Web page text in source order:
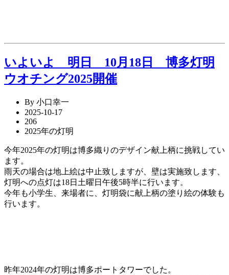
いよいよ 明日 10月18日 博多灯明
ウオチング2025開催
By 小口幸一
2025-10-17
206
2025年の灯明
今年2025年の灯明は博多織りのデザイン献上柄に挑戦してい
ます。
雨天の場合は地上絵は中止致しますが、壁は実施致します、
灯明への点灯は18日土曜日午後5時半に行います。
今年も小学生、来場者に、灯明袋に献上柄の塗り絵の体験も
行います。
昨年2024年の灯明は博多ポートタワーでした。